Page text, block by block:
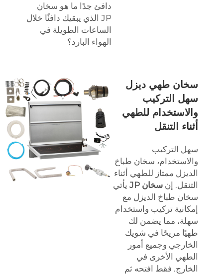
دافئ جدًا ما هو سخان
JP الذي يبقيك دافئًا خلال
الساعات الطويلة في
الهواء البارد؟
سخان طهي ديزل
سهل التركيب
والاستخدام للطهي
أثناء التنقل
سهل التركيب
والاستخدام، سخان طباخ
الديزل ممتاز للطهي أثناء
التنقل. إن سخان JP
يأتي
سخان طباخ الديزل مع
إمكانية تركيب واستخدام
سهلة، مما يضمن لك
طهيًا مريحًا في شويك
الخارجي وجميع أمور
الطهي الأخرى في
الخارج. فقط افتحه ثم